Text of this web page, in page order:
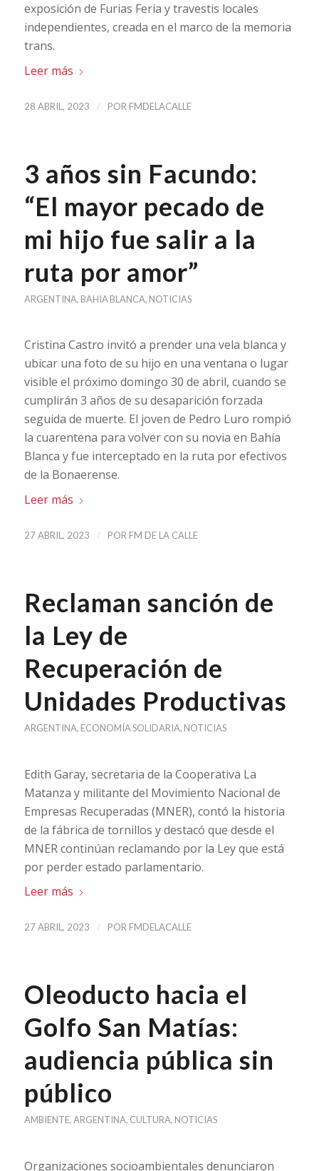
exposición de Furias Feria y travestis locales
independientes, creada en el marco de la memoria
trans.
Leer más
28 ABRIL, 2023 / POR FMDELACALLE
3 años sin Facundo:
“El mayor pecado de
mi hijo fue salir a la
ruta por amor”
ARGENTINA, BAHIA BLANCA, NOTICIAS
Cristina Castro invitó a prender una vela blanca y
ubicar una foto de su hijo en una ventana o lugar
visible el próximo domingo 30 de abril, cuando se
cumplirán 3 años de su desaparición forzada
seguida de muerte. El joven de Pedro Luro rompió
la cuarentena para volver con su novia en Bahía
Blanca y fue interceptado en la ruta por efectivos
de la Bonaerense.
Leer más
27 ABRIL, 2023 / POR FM DE LA CALLE
Reclaman sanción de
la Ley de
Recuperación de
Unidades Productivas
ARGENTINA, ECONOMÍA SOLIDARIA, NOTICIAS
Edith Garay, secretaria de la Cooperativa La
Matanza y militante del Movimiento Nacional de
Empresas Recuperadas (MNER), contó la historia
de la fábrica de tornillos y destacó que desde el
MNER continúan reclamando por la Ley que está
por perder estado parlamentario.
Leer más
27 ABRIL, 2023 / POR FMDELACALLE
Oleoducto hacia el
Golfo San Matías:
audiencia pública sin
público
AMBIENTE,ARGENTINA, CULTURA, NOTICIAS
Organizaciones socioambientales denunciaron